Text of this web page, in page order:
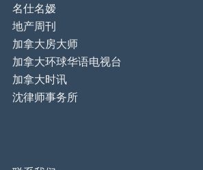
名仕名嫒
地产周刊
加拿大房大师
加拿大环球华语电视台
加拿大时讯
沈律师事务所